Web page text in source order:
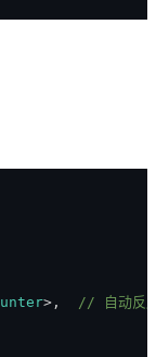
> ,
// 自动反